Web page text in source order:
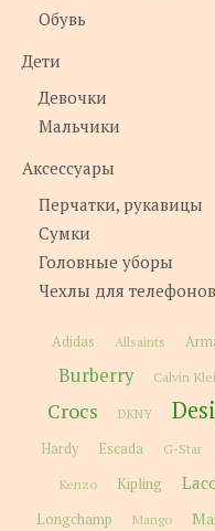
Обувь
Дети
Девочки
Мальчики
Аксессуары
Перчатки, рукавицы
Сумки
Головные уборы
Чехлы для телефонов
Adidas Allsaints
Burberry Calvin
Crocs DKNY
Hardy
Escada G-Star
Kenzo Kipling
Longchamp Mango